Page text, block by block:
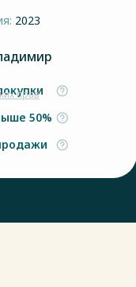
2023
прав
50%